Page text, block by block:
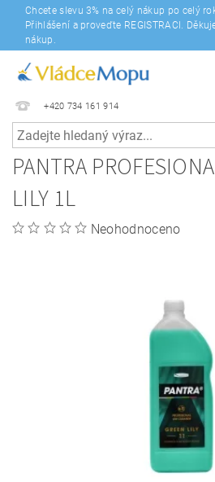
Chcete slevu 3% na celý nákup po celý
Přihlášení a proveďte REGISTRACI.
nákup.
+420 734 161 914
PANTRA
LILY 1L
Neohodnoceno